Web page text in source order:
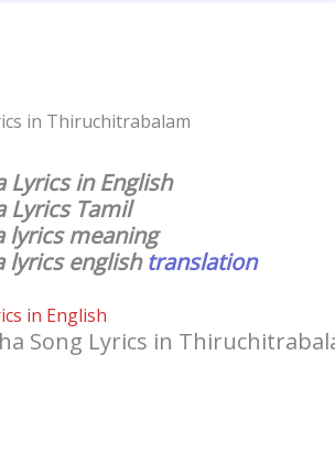
in Thiruchitrabalam
Lyrics in English
Lyrics Tamil
lyrics meaning
lyrics englishtranslation
in English
Song Lyrics in